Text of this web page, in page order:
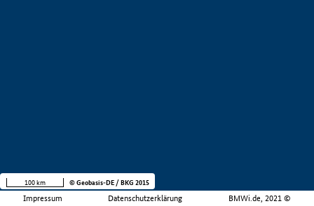
Impressum Datenschutzerklärung BMWi.de, 2021 ©
100 km © Geobasis-DE / BKG 2015